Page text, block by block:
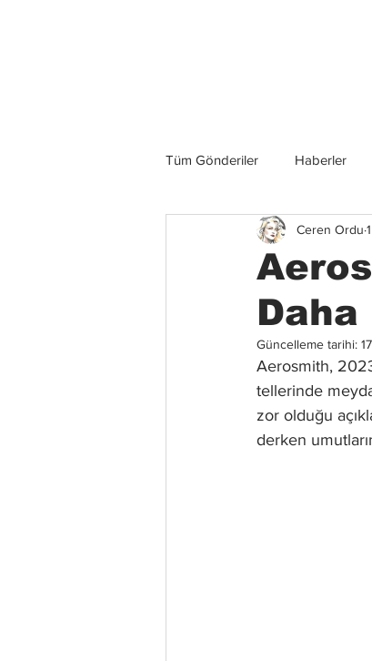
Tüm Gönderiler Haberler
Grup İncelemeleri
Daha
Ceren Ordu
Güncelleme tarihi:
Aerosmith,
tellerinde
zor olduğu
derken